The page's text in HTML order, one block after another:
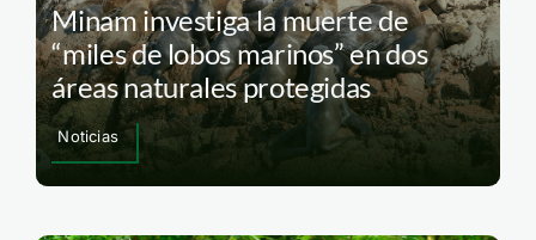
Minam investiga la muerte de
“miles de lobos marinos” en dos
áreas naturales protegidas
Noticias